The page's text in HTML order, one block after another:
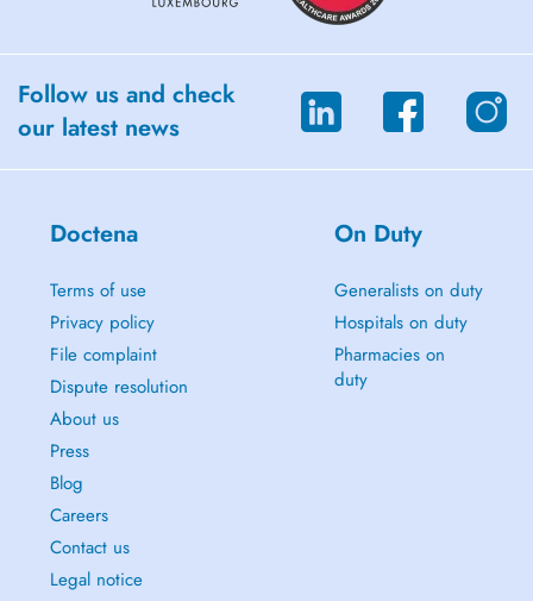
Follow us and check
our latest news
Doctena
Terms of use
Privacy policy
File complaint
Dispute resolution
About us
Press
Blog
Careers
Contact us
Legal notice
On Duty
Generalists on duty
Hospitals on duty
Pharmacies on
duty